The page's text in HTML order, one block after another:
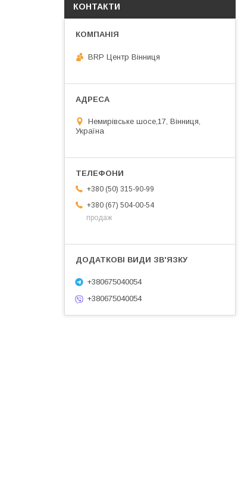
КОНТАКТИ
BRP Центр Вінниця
Немирівське шосе,17, Вінниця,
Україна
+380 (50) 315-90-99
+380 (67) 504-00-54
продаж
+380675040054
+380675040054